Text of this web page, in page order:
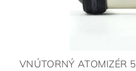
VNÚTORNÝ ATOMIZÉR